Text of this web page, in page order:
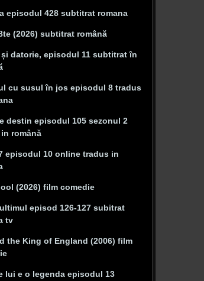
episodul 428 subtitrat romana
(2026) subtitrat română
și datorie, episodul 11 subtitrat în
cu susul în jos episodul 8 tradus
destin episodul 105 sezonul 2
română
episodul 10 online tradus in
(2026) film comedie
episod 126-127 subitrat
tv
the King of England (2006) film
lui e o legenda episodul 13